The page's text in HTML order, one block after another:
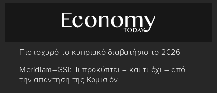
Πιο ισχυρό το κυπριακό διαβατήριο το 2026
Meridiam–GSI: Τι προκύπτει – και τι όχι – από
την απάντηση της Κομισιόν